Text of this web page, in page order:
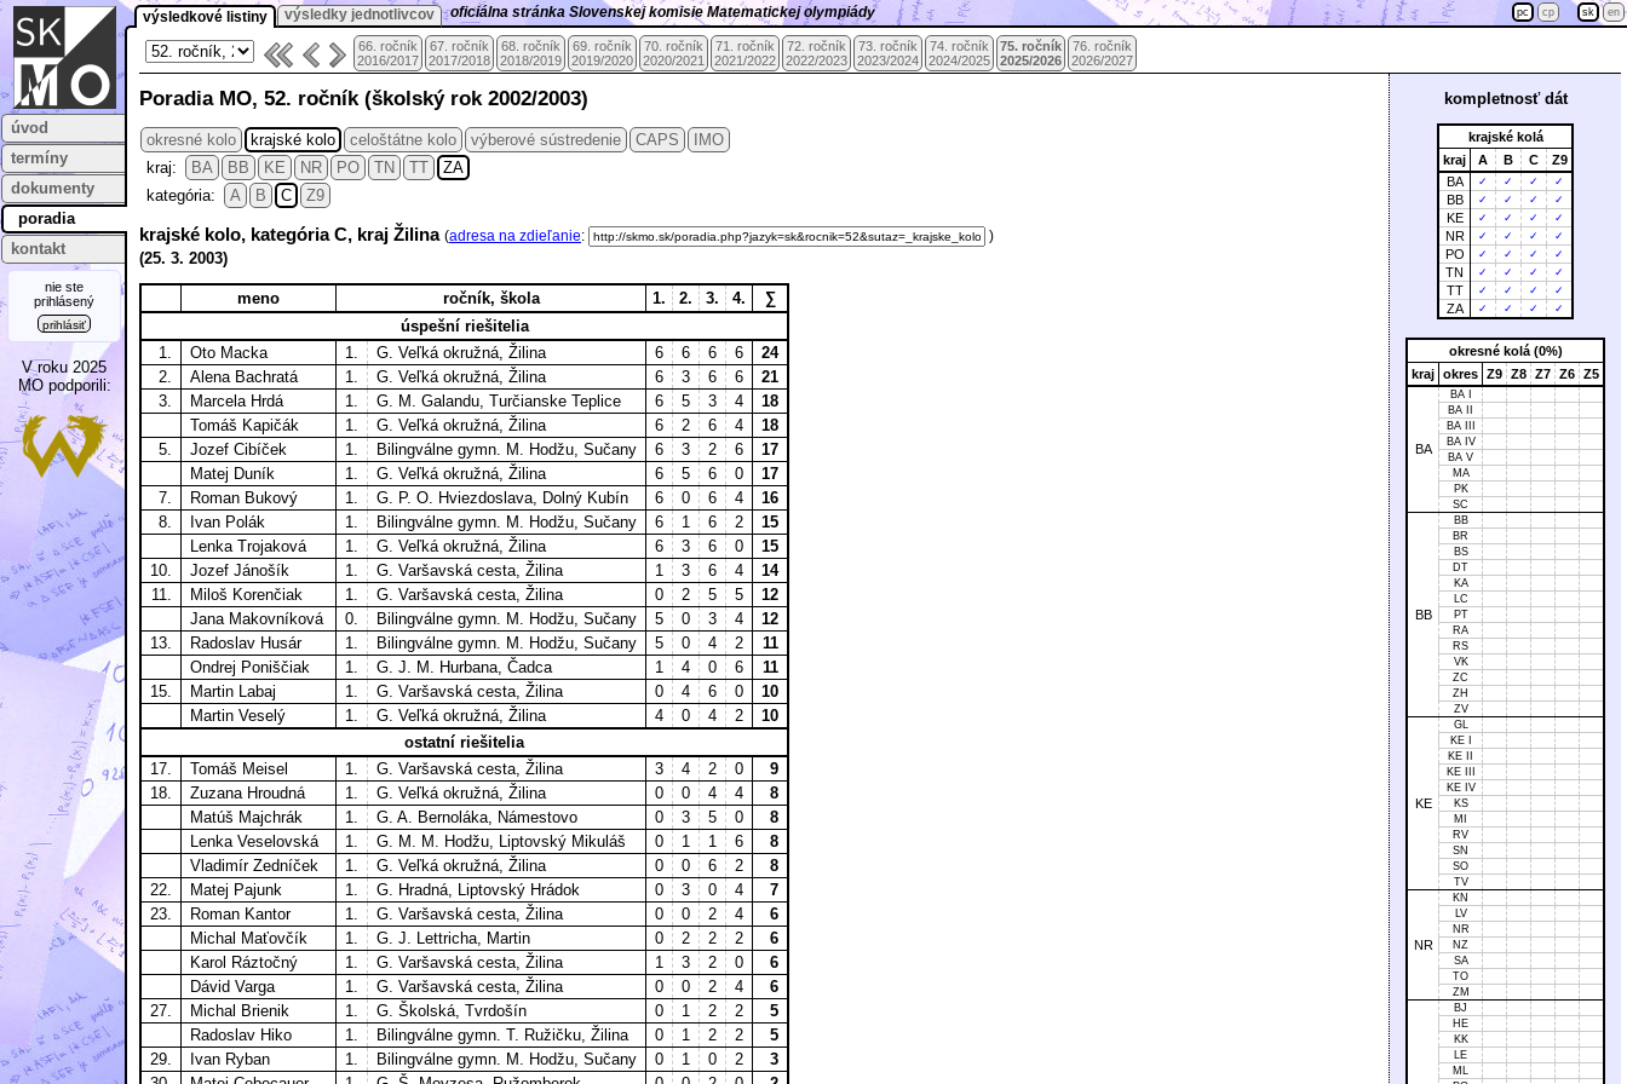
úvod
termíny
dokumenty
poradia
kontakt
nie ste
prihlásený
prihlásiť
V roku 2025
MO podporili:
výsledkové listiny výsledky jednotlivcov oficiálna stránka Slovenskej komisie Matematickej olympiády pc cp sk en
66. ročník
2016/2017
67. ročník
2017/2018
68. ročník
2018/2019
69. ročník
2019/2020
70. ročník
2020/2021
71. ročník
2021/2022
72. ročník
2022/2023
73. ročník
2023/2024
74. ročník
2024/2025
75. ročník
2025/2026
76. ročník
2026/2027
kompletnosť dát
krajské kolá
kraj
A B C
Z9
BA
✓ ✓ ✓ ✓
BB ✓ ✓ ✓ ✓
KE ✓ ✓ ✓ ✓
NR ✓ ✓ ✓ ✓
PO ✓ ✓ ✓ ✓
TN ✓ ✓ ✓ ✓
TT ✓ ✓ ✓ ✓
ZA ✓ ✓ ✓ ✓
okresné kolá (0%)
kraj okres Z9 Z8 Z7 Z6 Z5
BA
BA I
BA II
BA III
BA IV
BA V
MA
PK
SC
BB
BB
BR
BS
DT
KA
LC
PT
RA
RS
VK
ZC
ZH
ZV
KE
GL
KE I
KE II
KE III
KE IV
KS
MI
RV
SN
SO
TV
NR
KN
LV
NR
NZ
SA
TO
ZM
BJ
HE
KK
LE
ML
Poradia MO, 52. ročník (školský rok 2002/2003)
okresné kolo krajské kolo celoštátne kolo výberové sústredenie CAPS
IMO
kraj:
BA BB KE NR PO TN TT
ZA
kategória:
A B C Z9
krajské kolo, kategória C, kraj Žilina (adresa na zdieľanie: )
(25. 3. 2003)
meno ročník, škola 1. 2. 3. 4.
∑
úspešní riešitelia
1.
Oto Macka 1. G. Veľká okružná, Žilina 6 6 6 6
24
2.
Alena Bachratá 1. G. Veľká okružná, Žilina 6 3 6 6
21
3.
Marcela Hrdá 1. G. M. Galandu, Turčianske Teplice 6 5 3 4
18
Tomáš Kapičák
1. G. Veľká okružná, Žilina 6 2 6 4
18
5.
Jozef Cibíček 1. Bilingválne gymn. M. Hodžu, Sučany 6 3 2 6
17
Matej Duník
1. G. Veľká okružná, Žilina 6 5 6 0
17
7.
Roman Bukový 1. G. P. O. Hviezdoslava, Dolný Kubín 6 0 6 4
16
8.
Ivan Polák 1. Bilingválne gymn. M. Hodžu, Sučany 6 1 6 2
15
Lenka Trojaková
1. G. Veľká okružná, Žilina 6 3 6 0
15
10.
Jozef Jánošík 1. G. Varšavská cesta, Žilina 1 3 6 4
14
11.
Miloš Korenčiak 1. G. Varšavská cesta, Žilina 0 2 5 5
12
Jana Makovníková
0. Bilingválne gymn. M. Hodžu, Sučany 5 0 3 4
12
13.
Radoslav Husár 1. Bilingválne gymn. M. Hodžu, Sučany 5 0 4 2
11
Ondrej Poniščiak
1. G. J. M. Hurbana, Čadca 1 4 0 6
11
15.
Martin Labaj 1. G. Varšavská cesta, Žilina 0 4 6 0
10
Martin Veselý
1. G. Veľká okružná, Žilina 4 0 4 2
10
ostatní riešitelia
17.
Tomáš Meisel 1. G. Varšavská cesta, Žilina 3 4 2 0
9
18.
Zuzana Hroudná 1. G. Veľká okružná, Žilina 0 0 4 4
8
Matúš Majchrák
1. G. A. Bernoláka, Námestovo 0 3 5 0
8
Lenka Veselovská
1. G. M. M. Hodžu, Liptovský Mikuláš 0 1 1 6
8
Vladimír Zedníček
1. G. Veľká okružná, Žilina 0 0 6 2
8
22.
Matej Pajunk 1. G. Hradná, Liptovský Hrádok 0 3 0 4
7
23.
Roman Kantor 1. G. Varšavská cesta, Žilina 0 0 2 4
6
Michal Maťovčík
1. G. J. Lettricha, Martin 0 2 2 2
6
Karol Ráztočný
1. G. Varšavská cesta, Žilina 1 3 2 0
6
Dávid Varga
1. G. Varšavská cesta, Žilina 0 0 2 4
6
27.
Michal Brienik 1. G. Školská, Tvrdošín 0 1 2 2
5
Radoslav Hiko
1. Bilingválne gymn. T. Ružičku, Žilina 0 1 2 2
5
29.
Ivan Ryban 1. Bilingválne gymn. M. Hodžu, Sučany 0 1 0 2
3